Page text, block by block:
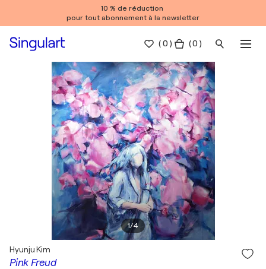
10 % de réduction
pour tout abonnement à la newsletter
(0 ) ( 0 )
1/4
Pink Freud
Hyunju Kim